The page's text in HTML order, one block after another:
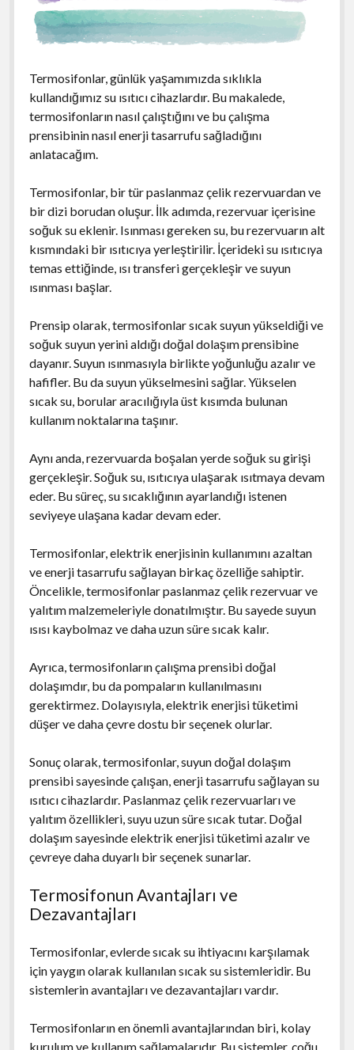
Termosifonlar, günlük yaşamımızda sıklıkla
kullandığımız su ısıtıcı cihazlardır. Bu makalede,
termosifonların nasıl çalıştığını ve bu çalışma
prensibinin nasıl enerji tasarrufu sağladığını
anlatacağım.
Termosifonlar, bir tür paslanmaz çelik rezervuardan ve
bir dizi borudan oluşur. İlk adımda, rezervuar içerisine
soğuk su eklenir. Isınması gereken su, bu rezervuarın alt
kısmındaki bir ısıtıcıya yerleştirilir. İçerideki su ısıtıcıya
temas ettiğinde, ısı transferi gerçekleşir ve suyun
ısınması başlar.
Prensip olarak, termosifonlar sıcak suyun yükseldiği ve
soğuk suyun yerini aldığı doğal dolaşım prensibine
dayanır. Suyun ısınmasıyla birlikte yoğunluğu azalır ve
hafifler. Bu da suyun yükselmesini sağlar. Yükselen
sıcak su, borular aracılığıyla üst kısımda bulunan
kullanım noktalarına taşınır.
Aynı anda, rezervuarda boşalan yerde soğuk su girişi
gerçekleşir. Soğuk su, ısıtıcıya ulaşarak ısıtmaya devam
eder. Bu süreç, su sıcaklığının ayarlandığı istenen
seviyeye ulaşana kadar devam eder.
Termosifonlar, elektrik enerjisinin kullanımını azaltan
ve enerji tasarrufu sağlayan birkaç özelliğe sahiptir.
Öncelikle, termosifonlar paslanmaz çelik rezervuar ve
yalıtım malzemeleriyle donatılmıştır. Bu sayede suyun
ısısı kaybolmaz ve daha uzun süre sıcak kalır.
Ayrıca, termosifonların çalışma prensibi doğal
dolaşımdır, bu da pompaların kullanılmasını
gerektirmez. Dolayısıyla, elektrik enerjisi tüketimi
düşer ve daha çevre dostu bir seçenek olurlar.
Sonuç olarak, termosifonlar, suyun doğal dolaşım
prensibi sayesinde çalışan, enerji tasarrufu sağlayan su
ısıtıcı cihazlardır. Paslanmaz çelik rezervuarları ve
yalıtım özellikleri, suyu uzun süre sıcak tutar. Doğal
dolaşım sayesinde elektrik enerjisi tüketimi azalır ve
çevreye daha duyarlı bir seçenek sunarlar.
Termosifonun Avantajları ve
Dezavantajları
Termosifonlar, evlerde sıcak su ihtiyacını karşılamak
için yaygın olarak kullanılan sıcak su sistemleridir. Bu
sistemlerin avantajları ve dezavantajları vardır.
Termosifonların en önemli avantajlarından biri, kolay
kurulum ve kullanım sağlamalarıdır. Bu sistemler, çoğu